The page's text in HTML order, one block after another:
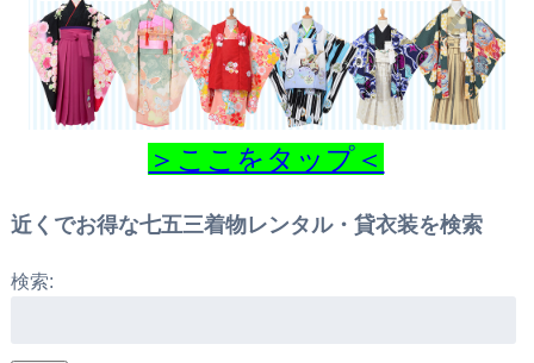
＞ここをタップ＜
近くでお得な七五三着物レンタル・貸衣装を検索
検索: